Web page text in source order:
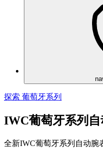
探索 葡萄牙系列
IWC葡萄牙系列自
全新IWC葡萄牙系列自动腕